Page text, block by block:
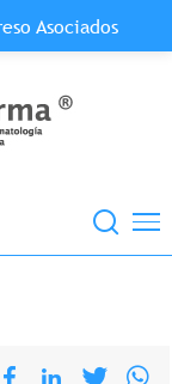
Asociados